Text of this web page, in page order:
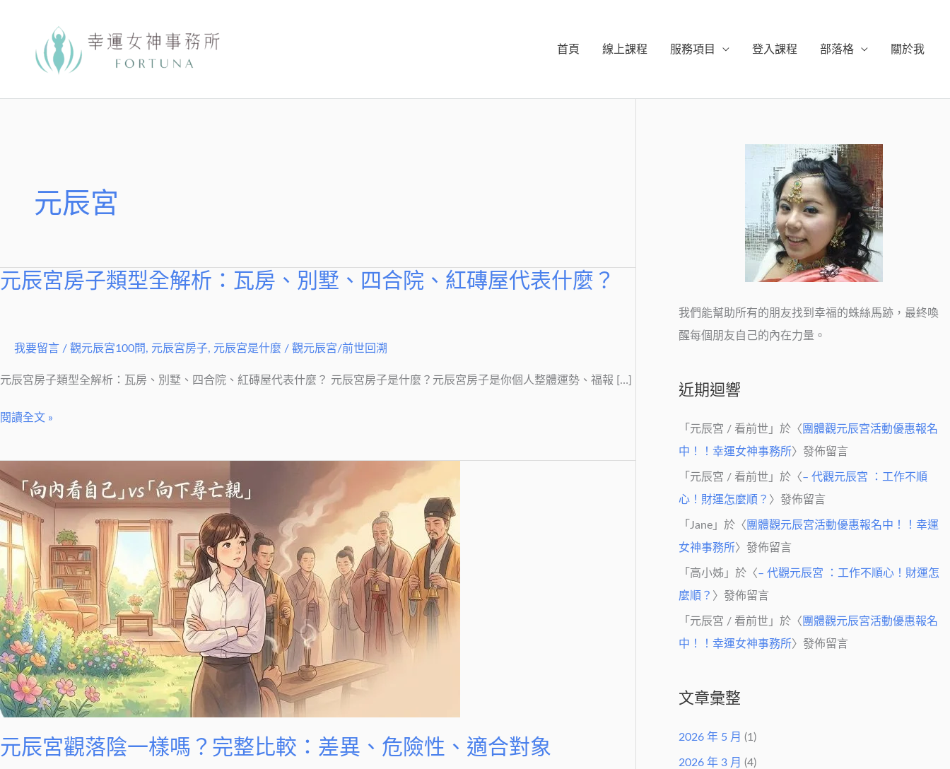
首頁 線上課程 服務項目 登入課程 部落格 關於我
元辰宮
元辰宮房子類型全解析：瓦房、別墅、四合院、紅磚屋代表什麼？
我要留言 / 觀元辰宮100問, 元辰宮房子, 元辰宮是什麼 / 觀元辰宮/前世回溯
元辰宮房子類型全解析：瓦房、別墅、四合院、紅磚屋代表什麼？ 元辰宮房子是什麼？元辰宮房子是你個人整體運勢、福報 […]
元
類
全
析：
瓦
房、
別
墅、
合
院、
紅
磚
屋
代
表
麼？
閱讀全文 »
元辰宮觀落陰一樣嗎？完整比較：差異、危險性、適合對象
元
宮
落
陰
一
樣
嗎？
完
整
比
較：
差
異、
我們能幫助所有的朋友找到幸福的蛛絲馬跡，最終喚
醒每個朋友自己的內在力量。
近期迴響
「 元辰宮 / 看前世 」於〈 團體觀元辰宮活動優惠報名
中！！幸運女神事務所〉發佈留言
「 元辰宮 / 看前世 」於〈– 代觀元辰宮 ：工作不順
心！財運怎麼順？ 〉發佈留言
「 Jane 」於〈 團體觀元辰宮活動優惠報名中！！幸運
女神事務所〉發佈留言
「 高小姊 」於〈– 代觀元辰宮 ：工作不順心！財運怎
麼順？ 〉發佈留言
「 元辰宮 / 看前世 」於〈 團體觀元辰宮活動優惠報名
中！！幸運女神事務所〉發佈留言
文章彙整
2026 年 5 月 (1)
2026 年 3 月 (4)